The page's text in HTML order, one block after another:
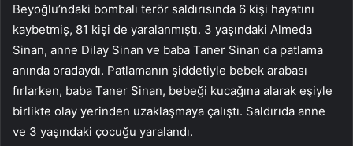
Beyoğlu’ndaki bombalı terör saldırısında 6 kişi hayatını
kaybetmiş, 81 kişi de yaralanmıştı. 3 yaşındaki Almeda
Sinan, anne Dilay Sinan ve baba Taner Sinan da patlama
anında oradaydı. Patlamanın şiddetiyle bebek arabası
fırlarken, baba Taner Sinan, bebeği kucağına alarak eşiyle
birlikte olay yerinden uzaklaşmaya çalıştı. Saldırıda anne
ve 3 yaşındaki çocuğu yaralandı.